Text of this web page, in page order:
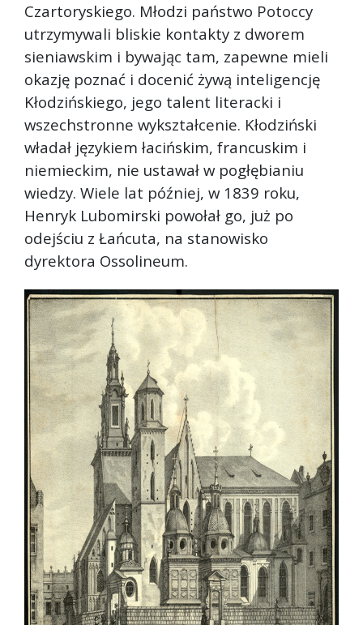
Czartoryskiego. Młodzi państwo Potoccy
utrzymywali bliskie kontakty z dworem
sieniawskim i bywając tam, zapewne mieli
okazję poznać i docenić żywą inteligencję
Kłodzińskiego, jego talent literacki i
wszechstronne wykształcenie. Kłodziński
władał językiem łacińskim, francuskim i
niemieckim, nie ustawał w pogłębianiu
wiedzy. Wiele lat później, w 1839 roku,
Henryk Lubomirski powołał go, już po
odejściu z Łańcuta, na stanowisko
dyrektora Ossolineum.